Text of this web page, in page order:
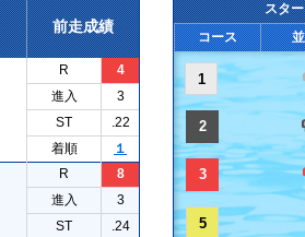
前走成績
R
4
進入
3
ST
.22
着順
１
R
8
進入
3
ST
.24
スタ
コース
1
2
3
5